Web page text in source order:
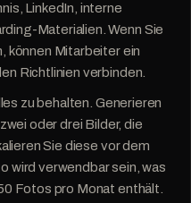
LinkedIn, interne
Materialien. Wenn Sie
können Mitarbeiter ein
Richtlinien verbinden.
zu behalten. Generieren
oder drei Bilder, die
Sie diese vor dem
wird verwendbar sein, was
Fotos pro Monat enthält.